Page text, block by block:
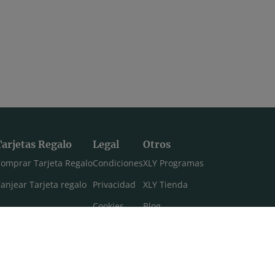
Regalo
Tarjeta Regalo
Tarjeta regalo
Legal
Condiciones
Privacidad
Cookies
Otros
XLY Programas
XLY Tienda
Blog